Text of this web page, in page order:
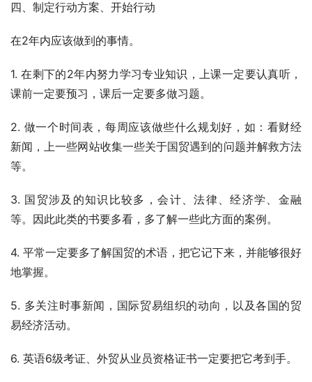
四、制定行动方案、开始行动
在2年内应该做到的事情。
1. 在剩下的2年内努力学习专业知识，上课一定要认真听，
课前一定要预习，课后一定要多做习题。
2. 做一个时间表，每周应该做些什么规划好，如：看财经
新闻，上一些网站收集一些关于国贸遇到的问题并解救方法
等。
3. 国贸涉及的知识比较多，会计、法律、经济学、金融
等。因此此类的书要多看，多了解一些此方面的案例。
4. 平常一定要多了解国贸的术语，把它记下来，并能够很好
地掌握。
5. 多关注时事新闻，国际贸易组织的动向，以及各国的贸
易经济活动。
6. 英语6级考证、外贸从业员资格证书一定要把它考到手。